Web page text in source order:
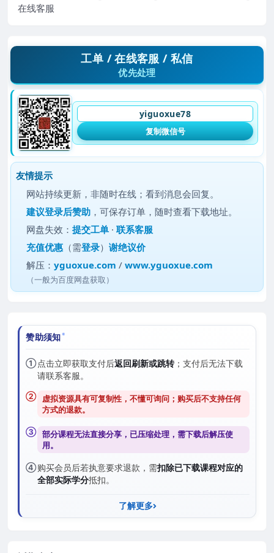
在线客服
工单 / 在线客服 / 私信
优先处理
yiguoxue78
复制微信号
友情提示
网站持续更新，非随时在线；看到消息会回复。
建议登录后赞助 ，可保存订单，随时查看下载地址。
网盘失效：提交工单 ·联系客服
充值优惠 （需登录）谢绝议价
解压：yguoxue.com /www.yguoxue.com
（一般为百度网盘获取）
赞助须知
①点击立即获取支付后返回刷新或跳转；支付后无法下载
请联系客服。
② 虚拟资源具有可复制性，不懂可询问；购买后不支持任何
方式的退款。
③ 部分课程无法直接分享，已压缩处理，需下载后解压使
用。
④购买会员后若执意要求退款，需扣除已下载课程对应的
全部实际学分抵扣。
了解更多